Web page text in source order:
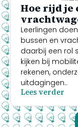
Hoe rijd je
Leerlingen
bussen en
daarbij een rol
kijken bij
rekenen,
uitdagingen..
Lees verder